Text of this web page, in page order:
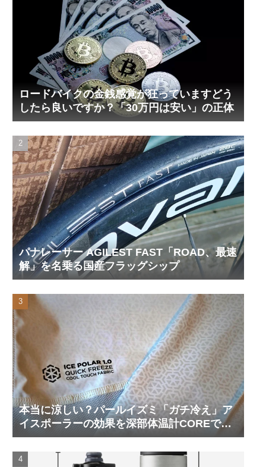
ロードバイクの金銭感覚が狂っていますどう
したら良いですか？「30万円は安い」の正体
パナレーサー AGILEST FAST「ROAD、最速
解」を名乗る国産フラッグシップ
本当に涼しい？パールイズミ「ガチ冷え」ア
イスポーラーの効果を深部体温計COREで測
ってみた